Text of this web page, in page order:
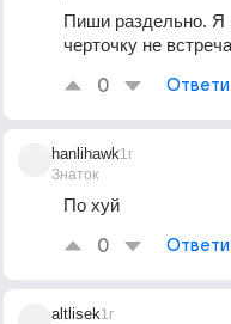
Пиши раздельно. Я
черточку не
0
hanlihawk
Знаток
1г
По xyй
0
altlisek1г